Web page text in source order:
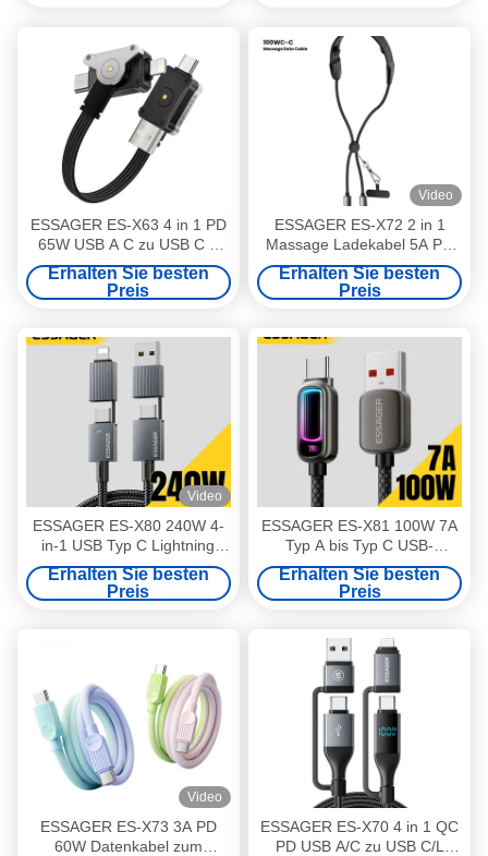
ESSAGER ES-X63 4 in 1 PD
65W USB A C zu USB C L
Ladedatenkabel
Erhalten Sie besten
Preis
Video
ESSAGER ES-X72 2 in 1
Massage Ladekabel 5A PD
100W Ladegerät Typ C bis
Typ C
Erhalten Sie besten
Preis
Video
ESSAGER ES-X80 240W 4-
in-1 USB Typ C Lightning
Schnelllade-Datenkabel
geflochten 1m 2m
Erhalten Sie besten
Preis
ESSAGER ES-X81 100W 7A
Typ A bis Typ C USB-
Schnellladekabel
Zinklegierung geflochten 1m
2m
Erhalten Sie besten
Preis
Video
ESSAGER ES-X73 3A PD
60W Datenkabel zum
ESSAGER ES-X70 4 in 1 QC
PD USB A/C zu USB C/L